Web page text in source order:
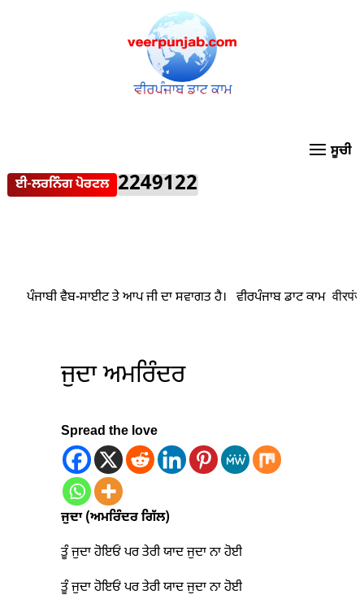
ਈ-ਲਰਨਿੰਗ ਪੋਰਟਲ 2249122
ਜੁਦਾ ਅਮਰਿੰਦਰ
Spread the love
ਜੁਦਾ(ਅਮਰਿੰਦਰ ਗਿੱਲ)
ਤੂੰ ਜੁਦਾ ਹੋਇਓਂ ਪਰ ਤੇਰੀ ਯਾਦ ਜੁਦਾ ਨਾ ਹੋਈ
ਤੂੰ ਜੁਦਾ ਹੋਇਓਂ ਪਰ ਤੇਰੀ ਯਾਦ ਜੁਦਾ ਨਾ ਹੋਈ